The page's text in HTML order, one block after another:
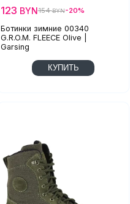
Ботинки зимние 00340
G.R.O.M. FLEECE Olive |
Garsing
123 BYN154BYN-20%
КУПИТЬ